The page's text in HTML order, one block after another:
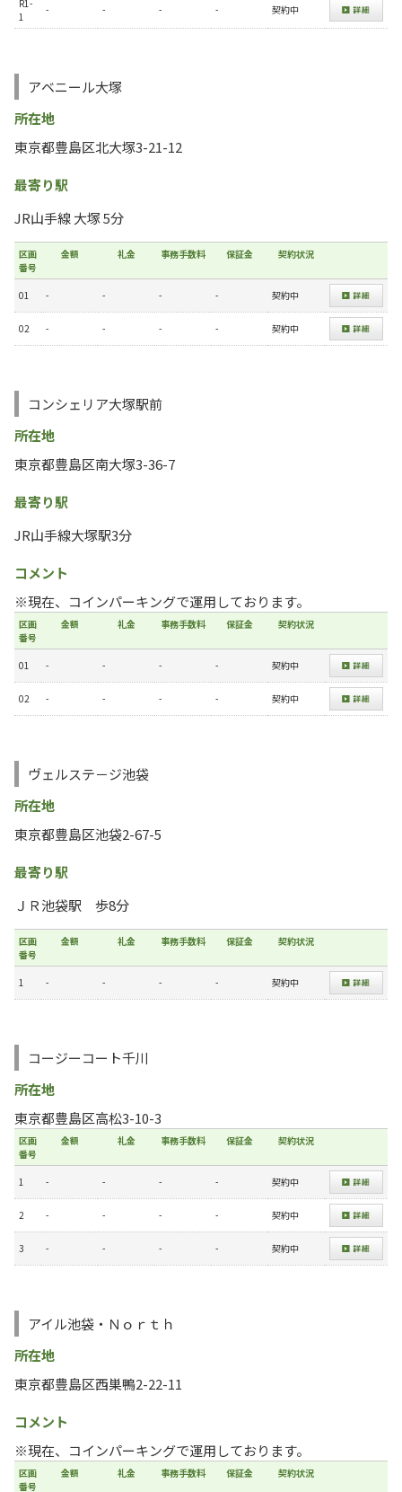
R1-
1
- - - - 契約中
アベニール大塚
所在地
東京都豊島区北大塚3-21-12
最寄り駅
JR山手線 大塚 5分
区画
番号
金額 礼金 事務手数料 保証金 契約状況
01 - - - - 契約中
02 - - - - 契約中
コンシェリア大塚駅前
所在地
東京都豊島区南大塚3-36-7
最寄り駅
JR山手線大塚駅3分
コメント
※現在、コインパーキングで運用しております。
区画
番号
金額 礼金 事務手数料 保証金 契約状況
01 - - - - 契約中
02 - - - - 契約中
ヴェルステ－ジ池袋
所在地
東京都豊島区池袋2-67-5
最寄り駅
ＪＲ池袋駅 歩8分
区画
番号
金額 礼金 事務手数料 保証金 契約状況
1 - - - - 契約中
コージーコート千川
所在地
東京都豊島区高松3-10-3
区画
番号
金額 礼金 事務手数料 保証金 契約状況
1 - - - - 契約中
2 - - - - 契約中
3 - - - - 契約中
アイル池袋・Ｎｏｒｔｈ
所在地
東京都豊島区西巣鴨2-22-11
コメント
※現在、コインパーキングで運用しております。
区画
番号
金額 礼金 事務手数料 保証金 契約状況